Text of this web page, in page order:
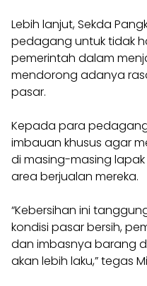
Lebih lanjut, Sekda
pedagang untuk tidak
pemerintah dalam
mendorong adanya
pasar.
Kepada para
imbauan khusus agar
di masing-masing
area berjualan mereka.
“Kebersihan ini
kondisi pasar bersih,
dan imbasnya barang
akan lebih laku,” tegas